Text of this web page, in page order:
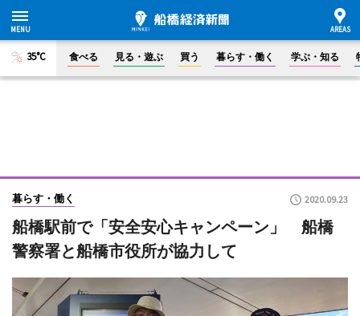
35°C 食べる 見る・遊ぶ 買う 暮らす・働く 学ぶ・知る
暮らす・働く 2020.09.23
船橋駅前で「安全安心キャンペーン」 船橋
警察署と船橋市役所が協力して